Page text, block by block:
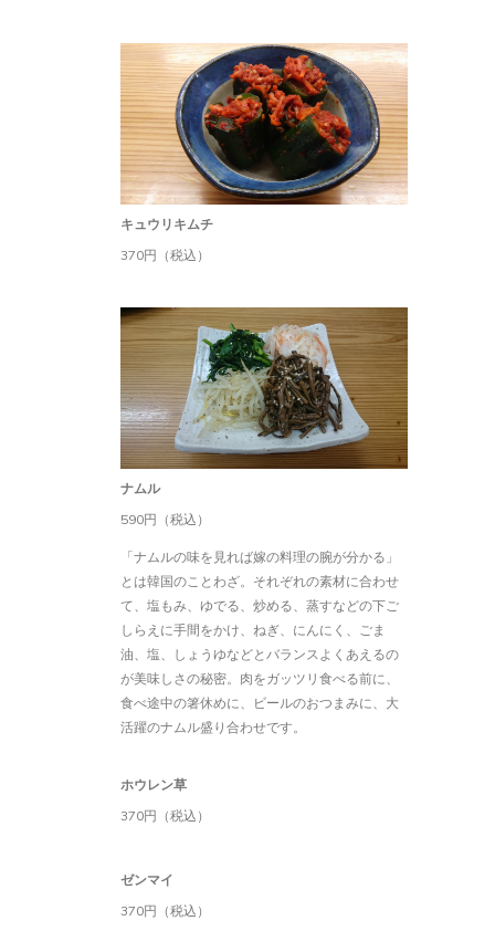
キュウリキムチ
370円（税込）
ナムル
590円（税込）
「ナムルの味を見れば嫁の料理の腕が分かる」
とは韓国のことわざ。それぞれの素材に合わせ
て、塩もみ、ゆでる、炒める、蒸すなどの下ご
しらえに手間をかけ、ねぎ、にんにく、ごま
油、塩、しょうゆなどとバランスよくあえるの
が美味しさの秘密。肉をガッツリ食べる前に、
食べ途中の箸休めに、ビールのおつまみに、大
活躍のナムル盛り合わせです。
ホウレン草
370円（税込）
ゼンマイ
370円（税込）